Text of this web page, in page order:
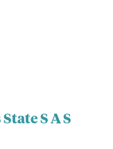
S A S